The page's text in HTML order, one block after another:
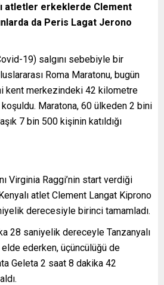
atletler erkeklerde Clement
da Peris Lagat Jerono
19) salgını sebebiyle bir
Roma Maratonu, bugün
kent merkezindeki 42 kilometre
Maratona, 60 ülkeden 2 bini
7 bin 500 kişinin katıldığı
Virginia Raggi’nin start verdiği
atlet Clement Langat Kiprono
derecesiyle birinci tamamladı.
28 saniyelik dereceyle Tanzanyalı
ederken, üçüncülüğü de
Geleta 2 saat 8 dakika 42